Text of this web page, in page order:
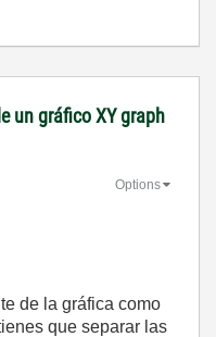
un gráfico XY graph
Options
de la gráfica como
que separar las